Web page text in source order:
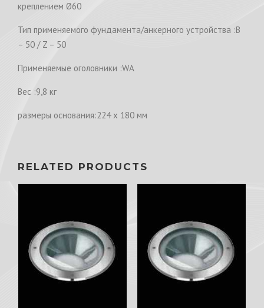
креплением Ø60
Тип применяемого фундамента/анкерного устройства :B
– 50 / Z – 50
Применяемые оголовники :WA
Вес :9,8 кг
размеры основания:224 x 180 мм
RELATED PRODUCTS